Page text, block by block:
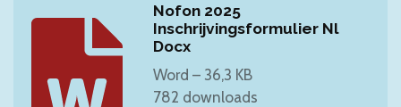
Nofon 2025
Inschrijvingsformulier Nl
Docx
Word – 36,3 KB
782 downloads